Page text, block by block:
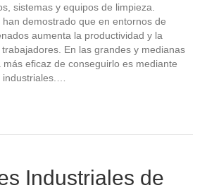
sistemas y equipos de limpieza.
demostrado que en entornos de
aumenta la productividad y la
En las grandes y medianas
eficaz de conseguirlo es mediante
industriales.…
Industriales de